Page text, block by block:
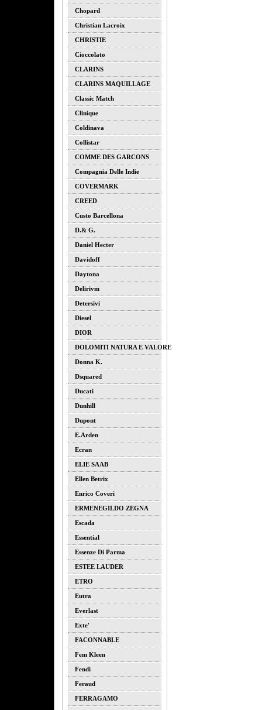
Chopard
Christian Lacroix
CHRISTIE
Cioccolato
CLARINS
CLARINS MAQUILLAGE
Classic Match
Clinique
Coldinava
Collistar
COMME DES GARCONS
Compagnia Delle Indie
COVERMARK
CREED
Custo Barcellona
D.& G.
Daniel Hecter
Davidoff
Daytona
Delirivm
Detersivi
Diesel
DIOR
DOLOMITI NATURA E VALORE
Donna K.
Dsquared
Ducati
Dunhill
Dupont
E.arden
Ecran
ELIE SAAB
Ellen Betrix
Enrico Coveri
ERMENEGILDO ZEGNA
Escada
Essential
Essenze Di Parma
ESTEE LAUDER
ETRO
Eutra
Everlast
Exte'
FACONNABLE
Fem Kleen
Fendi
Feraud
FERRAGAMO